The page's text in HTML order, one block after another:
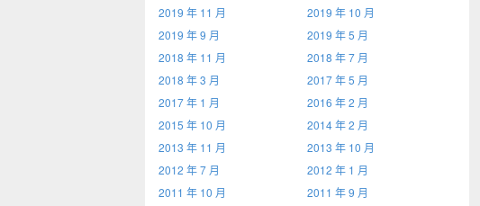
2019 年 11 月
2019 年 10 月
2019 年 9 月
2019 年 5 月
2018 年 11 月
2018 年 7 月
2018 年 3 月
2017 年 5 月
2017 年 1 月
2016 年 2 月
2015 年 10 月
2014 年 2 月
2013 年 11 月
2013 年 10 月
2012 年 7 月
2012 年 1 月
2011 年 10 月
2011 年 9 月